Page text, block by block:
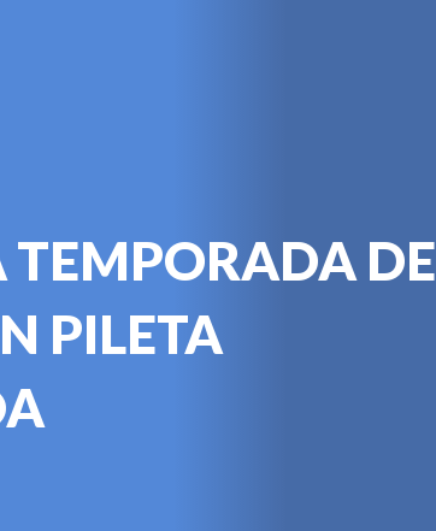
DE
PILETA